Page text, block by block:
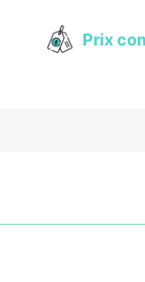
Prix